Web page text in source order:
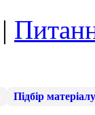
|
Підбір матеріалу